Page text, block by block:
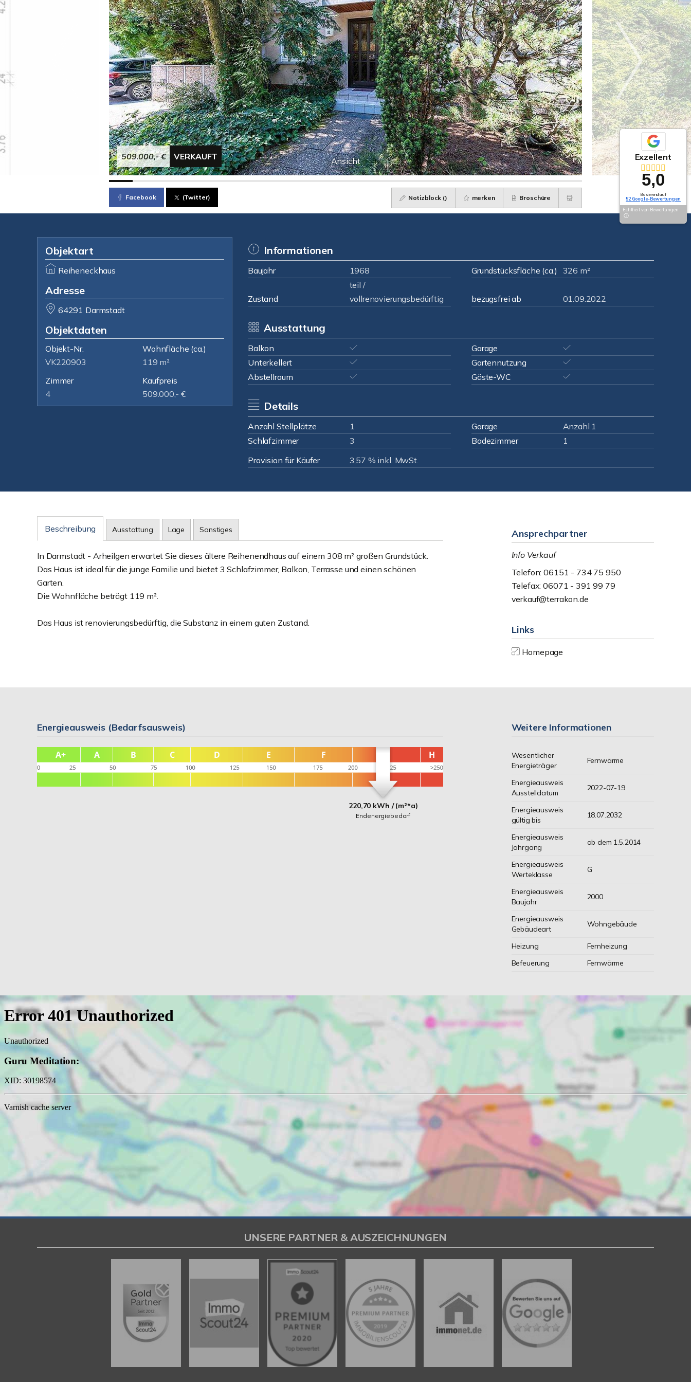
Ansicht
509.000,- € VERKAUFT
Facebook (Twitter) Notizblock () merken Broschüre
Objektart
Reiheneckhaus
Adresse
64291 Darmstadt
Objektdaten
Objekt-Nr.
VK220903
Wohnfläche (ca.)
119 m²
Zimmer
4
Kaufpreis
509.000,- €
Informationen
Baujahr 1968 Grundstücksfläche (ca.) 326 m²
Zustand
teil /
vollrenovierungsbedürftig
bezugsfrei ab 01.09.2022
Ausstattung
Balkon
Garage
Unterkellert
Gartennutzung
Abstellraum
Gäste-WC
Details
Anzahl Stellplätze 1 Garage
Anzahl 1
Schlafzimmer
3 Badezimmer
1
Provision für Käufer
3,57 % inkl. MwSt.
Beschreibung Ausstattung Lage Sonstiges
In Darmstadt - Arheilgen erwartet Sie dieses ältere Reihenendhaus auf einem 308 m² großen Grundstück.
Das Haus ist ideal für die junge Familie und bietet 3 Schlafzimmer, Balkon, Terrasse und einen schönen
Garten.
Die Wohnfläche beträgt 119 m².
Das Haus ist renovierungsbedürftig, die Substanz in einem guten Zustand.
Ansprechpartner
Info Verkauf
Telefon: 06151 - 734 75 950
Telefax: 06071 - 391 99 79
verkauf@terrakon.de
Links
Homepage
Energieausweis (Bedarfsausweis)
220,70 kWh / (m²*a)
Endenergiebedarf
Weitere Informationen
Wesentlicher
Energieträger
Fernwärme
Energieausweis
Ausstelldatum
2022-07-19
Energieausweis
gültig bis
18.07.2032
Energieausweis
Jahrgang
ab dem 1.5.2014
Energieausweis
Werteklasse
G
Energieausweis
Baujahr
2000
Energieausweis
Gebäudeart
Wohngebäude
Heizung
Fernheizung
Befeuerung
Fernwärme
Exzellent
5,0
Basierend auf
52 Google-Bewertungen
Echtheit von Bewertungen
UNSERE PARTNER & AUSZEICHNUNGEN